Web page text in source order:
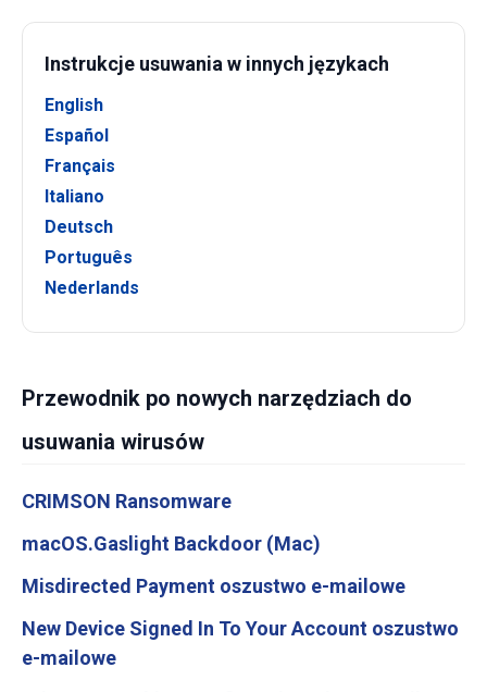
Instrukcje usuwania w innych językach
English
Español
Français
Italiano
Deutsch
Português
Nederlands
Przewodnik po nowych narzędziach do
usuwania wirusów
CRIMSON Ransomware
macOS.Gaslight Backdoor (Mac)
Misdirected Payment oszustwo e-mailowe
New Device Signed In To Your Account oszustwo
e-mailowe